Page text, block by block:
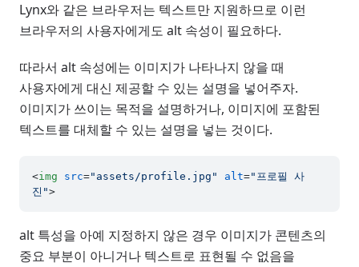
Lynx와 같은 브라우저는 텍스트만 지원하므로 이런
브라우저의 사용자에게도 alt 속성이 필요하다.
따라서 alt 속성에는 이미지가 나타나지 않을 때
사용자에게 대신 제공할 수 있는 설명을 넣어주자.
이미지가 쓰이는 목적을 설명하거나, 이미지에 포함된
텍스트를 대체할 수 있는 설명을 넣는 것이다.
<img src="assets/profile.jpg" alt="프로필 사
진">
alt 특성을 아예 지정하지 않은 경우 이미지가 콘텐츠의
중요 부분이 아니거나 텍스트로 표현될 수 없음을